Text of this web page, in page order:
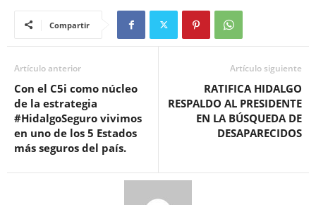
Compartir
Artículo anterior
Con el C5i como núcleo
de la estrategia
#HidalgoSeguro vivimos
en uno de los 5 Estados
más seguros del país.
Artículo siguiente
RATIFICA HIDALGO
RESPALDO AL PRESIDENTE
EN LA BÚSQUEDA DE
DESAPARECIDOS